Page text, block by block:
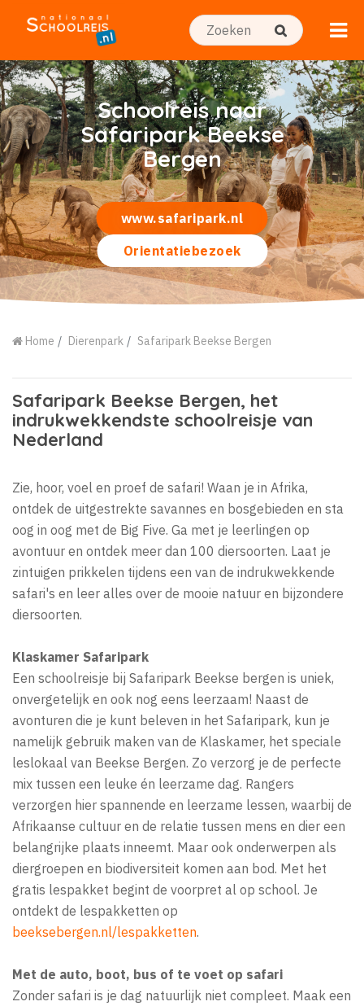
Schoolreis naar
Safaripark Beekse
Bergen
www.safaripark.nl
Orientatiebezoek
Home Dierenpark Safaripark Beekse Bergen
Safaripark Beekse Bergen, het
indrukwekkendste schoolreisje van
Nederland
Zie, hoor, voel en proef de safari! Waan je in Afrika,
ontdek de uitgestrekte savannes en bosgebieden en sta
oog in oog met de Big Five. Ga met je leerlingen op
avontuur en ontdek meer dan 100 diersoorten. Laat je
zintuigen prikkelen tijdens een van de indrukwekkende
safari's en leer alles over de mooie natuur en bijzondere
diersoorten.
Klaskamer Safaripark
Een schoolreisje bij Safaripark Beekse bergen is uniek,
onvergetelijk en ook nog eens leerzaam! Naast de
avonturen die je kunt beleven in het Safaripark, kun je
namelijk gebruik maken van de Klaskamer, het speciale
leslokaal van Beekse Bergen. Zo verzorg je de perfecte
mix tussen een leuke én leerzame dag. Rangers
verzorgen hier spannende en leerzame lessen, waarbij de
Afrikaanse cultuur en de relatie tussen mens en dier een
belangrijke plaats inneemt. Maar ook onderwerpen als
diergroepen en biodiversiteit komen aan bod. Met het
gratis lespakket begint de voorpret al op school. Je
ontdekt de lespakketten op
beeksebergen.nl/lespakketten.
Met de auto, boot, bus of te voet op safari
Zonder safari is je dag natuurlijk niet compleet. Maak een